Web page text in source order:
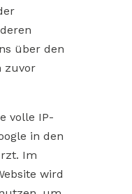
über den
zuvor
volle IP-
in den
Im
wird